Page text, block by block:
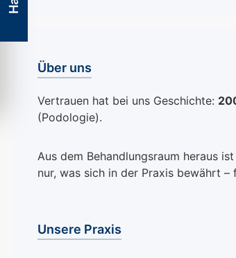
Über uns
Vertrauen hat bei uns Geschichte:
(Podologie).
Aus dem Behandlungsraum heraus
nur, was sich in der Praxis bewährt
Unsere Praxis